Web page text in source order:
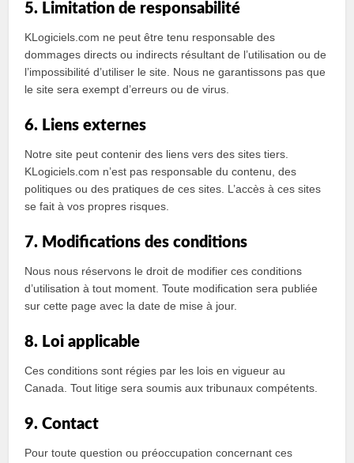
5. Limitation de responsabilité
KLogiciels.com ne peut être tenu responsable des
dommages directs ou indirects résultant de l’utilisation ou de
l’impossibilité d’utiliser le site. Nous ne garantissons pas que
le site sera exempt d’erreurs ou de virus.
6. Liens externes
Notre site peut contenir des liens vers des sites tiers.
KLogiciels.com n’est pas responsable du contenu, des
politiques ou des pratiques de ces sites. L’accès à ces sites
se fait à vos propres risques.
7. Modifications des conditions
Nous nous réservons le droit de modifier ces conditions
d’utilisation à tout moment. Toute modification sera publiée
sur cette page avec la date de mise à jour.
8. Loi applicable
Ces conditions sont régies par les lois en vigueur au
Canada. Tout litige sera soumis aux tribunaux compétents.
9. Contact
Pour toute question ou préoccupation concernant ces